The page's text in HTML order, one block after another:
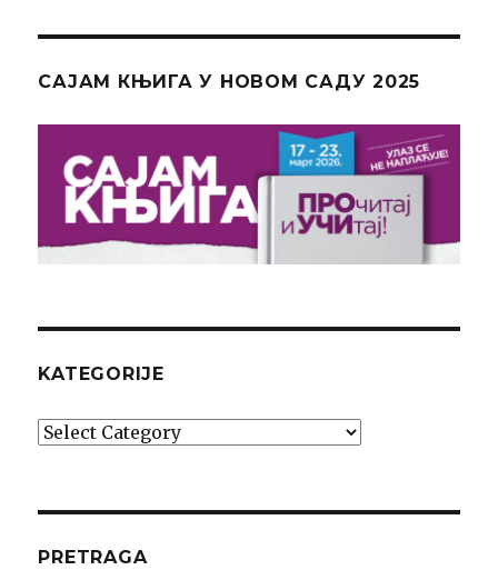
САЈАМ КЊИГА У НОВОМ САДУ 2025
KATEGORIJE
Kategorije
PRETRAGA